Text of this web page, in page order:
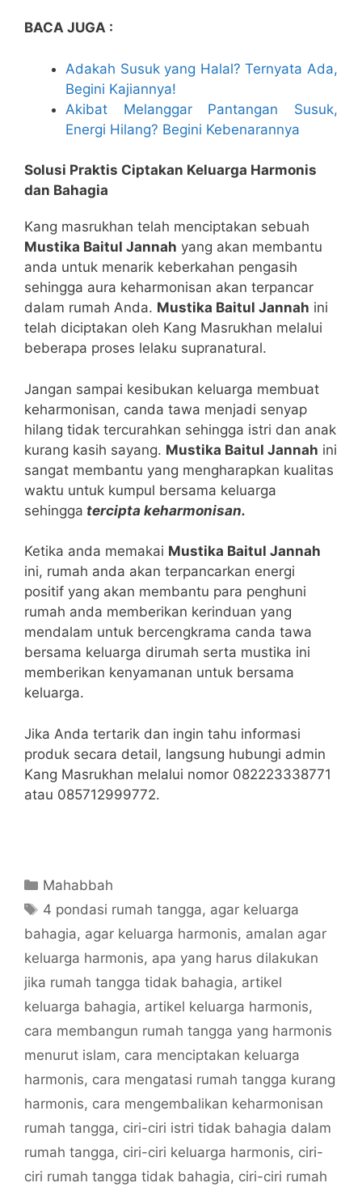
BACA JUGA :
Adakah Susuk yang Halal? Ternyata Ada,
Begini Kajiannya!
Akibat Melanggar Pantangan Susuk,
Energi Hilang? Begini Kebenarannya
Solusi Praktis Ciptakan Keluarga Harmonis
dan Bahagia
Kang masrukhan telah menciptakan sebuah
Mustika Baitul Jannah yang akan membantu
anda untuk menarik keberkahan pengasih
sehingga aura keharmonisan akan terpancar
dalam rumah Anda. Mustika Baitul Jannah ini
telah diciptakan oleh Kang Masrukhan melalui
beberapa proses lelaku supranatural.
Jangan sampai kesibukan keluarga membuat
keharmonisan, canda tawa menjadi senyap
hilang tidak tercurahkan sehingga istri dan anak
kurang kasih sayang. Mustika Baitul Jannah ini
sangat membantu yang mengharapkan kualitas
waktu untuk kumpul bersama keluarga
sehingga tercipta keharmonisan.
Ketika anda memakai Mustika Baitul Jannah
ini, rumah anda akan terpancarkan energi
positif yang akan membantu para penghuni
rumah anda memberikan kerinduan yang
mendalam untuk bercengkrama canda tawa
bersama keluarga dirumah serta mustika ini
memberikan kenyamanan untuk bersama
keluarga.
Jika Anda tertarik dan ingin tahu informasi
produk secara detail, langsung hubungi admin
Kang Masrukhan melalui nomor 082223338771
atau 085712999772.
Categories
Mahabbah
Tags
4 pondasi rumah tangga, agar keluarga
bahagia, agar keluarga harmonis, amalan agar
keluarga harmonis, apa yang harus dilakukan
jika rumah tangga tidak bahagia, artikel
keluarga bahagia, artikel keluarga harmonis,
cara membangun rumah tangga yang harmonis
menurut islam, cara menciptakan keluarga
harmonis, cara mengatasi rumah tangga kurang
harmonis, cara mengembalikan keharmonisan
rumah tangga, ciri-ciri istri tidak bahagia dalam
rumah tangga, ciri-ciri keluarga harmonis, ciri-
ciri rumah tangga tidak bahagia, ciri-ciri rumah